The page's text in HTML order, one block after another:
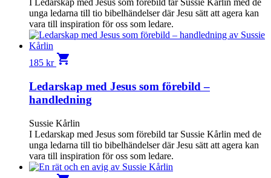
I Ledarskap med Jesus som förebild tar Sussie Kårlin med de
unga ledarna till tio bibelhändelser där Jesu sätt att agera kan
vara till inspiration för oss som ledare.
185 kr shopping_cart
Ledarskap med Jesus som förebild –
handledning
Sussie Kårlin
I Ledarskap med Jesus som förebild tar Sussie Kårlin med de
unga ledarna till tio bibelhändelser där Jesu sätt att agera kan
vara till inspiration för oss som ledare.